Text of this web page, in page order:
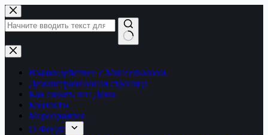
Перейти
к
сути
Ничего
не
найденоВзаимодействие с Минсельхозом.
Демонстрационная страница
Как сажать лен Дома
Контакты
Мероприятия
О Фонде